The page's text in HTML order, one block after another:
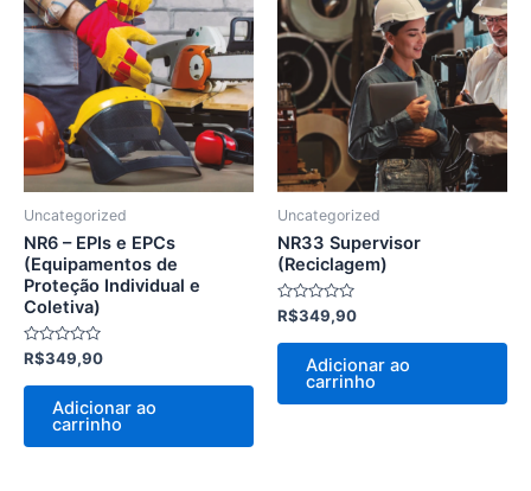
Uncategorized
NR6 – EPIs e EPCs
(Equipamentos de
Proteção Individual e
Coletiva)
Avaliação
de
R$349,90
Adicionar ao
carrinho
Uncategorized
NR33 Supervisor
(Reciclagem)
Avaliação
de
R$349,90
Adicionar ao
carrinho